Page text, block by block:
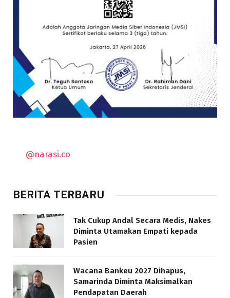
@narasi.co
BERITA TERBARU
Tak Cukup Andal Secara Medis, Nakes
Diminta Utamakan Empati kepada
Pasien
Wacana Bankeu 2027 Dihapus,
Samarinda Diminta Maksimalkan
Pendapatan Daerah